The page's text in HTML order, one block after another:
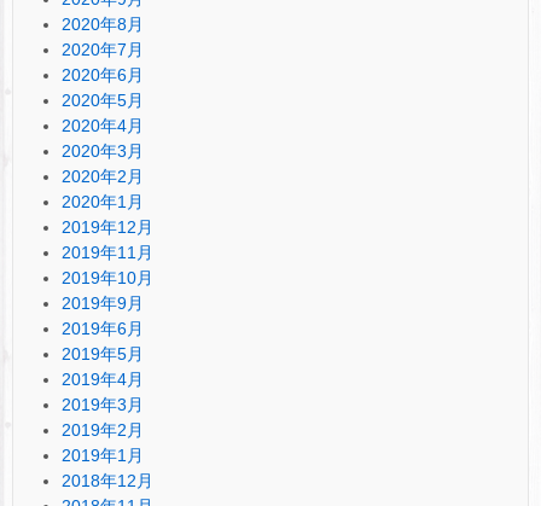
2020年8月
2020年7月
2020年6月
2020年5月
2020年4月
2020年3月
2020年2月
2020年1月
2019年12月
2019年11月
2019年10月
2019年9月
2019年6月
2019年5月
2019年4月
2019年3月
2019年2月
2019年1月
2018年12月